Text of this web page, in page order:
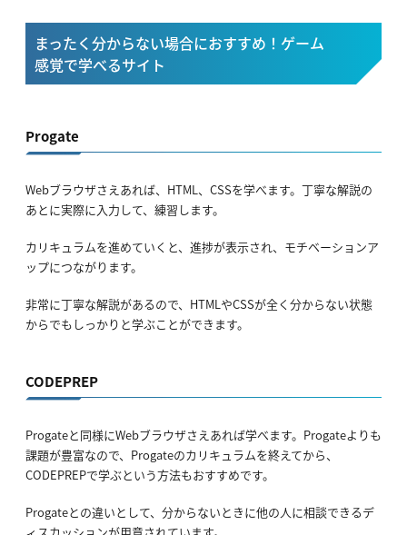
まったく分からない場合におすすめ！ゲーム
感覚で学べるサイト
Progate
Webブラウザさえあれば、HTML、CSSを学べます。丁寧な解説の
あとに実際に入力して、練習します。
カリキュラムを進めていくと、進捗が表示され、モチベーションア
ップにつながります。
非常に丁寧な解説があるので、HTMLやCSSが全く分からない状態
からでもしっかりと学ぶことができます。
CODEPREP
Progateと同様にWebブラウザさえあれば学べます。Progateよりも
課題が豊富なので、Progateのカリキュラムを終えてから、
CODEPREPで学ぶという方法もおすすめです。
Progateとの違いとして、分からないときに他の人に相談できるデ